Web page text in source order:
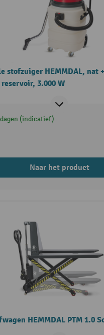
stofzuiger HEMMDAL, nat
3.000 W
(indicatief)
Naar het product
HEMMDAL PTM 1.0